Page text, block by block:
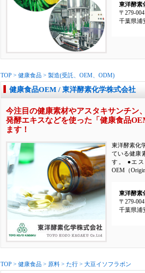
東洋酵素
〒279-
千葉県浦
TOP > 健康食品 > 製造(受託、OEM、ODM)
健康食品OEM / 東洋酵素化学株式会社
今注目の健康素材やアスタキサンチン
発酵エキスなどを使った「健康食品
ます！
東洋酵素化
ている健康
す。 ●エ
OEM（
東洋酵素
〒279-
千葉県浦
TOP > 健康食品 > 原料 > た行 > 大豆イソフラボン